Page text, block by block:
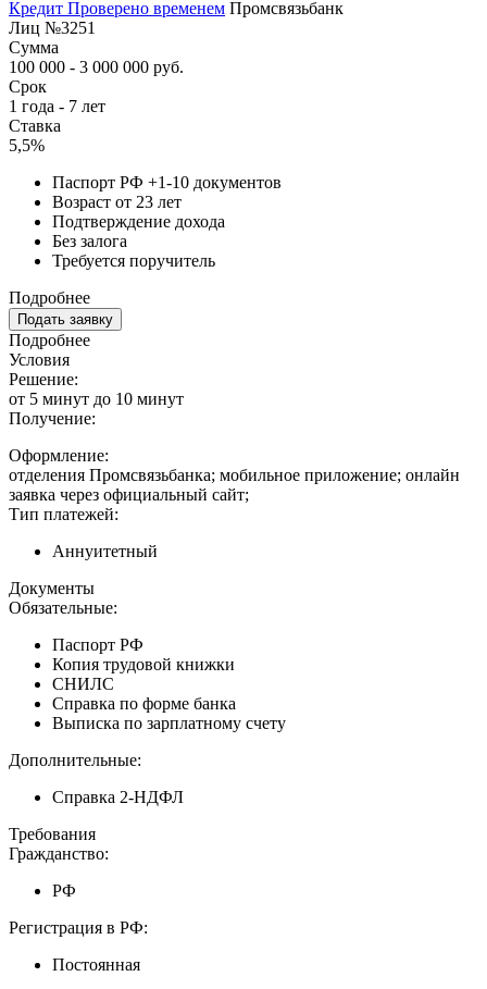
Кредит Проверено временем Промсвязьбанк
Лиц №3251
Сумма
100 000 - 3 000 000 руб.
Срок
1 года - 7 лет
Ставка
5,5%
Паспорт РФ +1-10 документов
Возраст от 23 лет
Подтверждение дохода
Без залога
Требуется поручитель
Подробнее
Подать заявку
Подробнее
Условия
Решение:
от 5 минут до 10 минут
Получение:
Оформление:
отделения Промсвязьбанка; мобильное приложение; онлайн
заявка через официальный сайт;
Тип платежей:
Аннуитетный
Документы
Обязательные:
Паспорт РФ
Копия трудовой книжки
СНИЛС
Справка по форме банка
Выписка по зарплатному счету
Дополнительные:
Справка 2-НДФЛ
Требования
Гражданство:
РФ
Регистрация в РФ:
Постоянная